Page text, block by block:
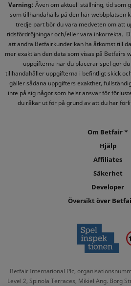
Varning: Även om aktuell ställning, tid som
som tillhandahålls på den här webbplatsen
tredje part bör du vara medveten om att
tidsfördröjningar och/eller vara inkorrekta.
att andra Betfairkunder kan ha åtkomst till
mer exakt än den data som visas på Betfairs
uppgifterna när du placerar spel gör
tillhandahåller uppgifterna i befintligt skick
gäller sådana uppgifters exakthet,
inte på sig något som helst ansvar för
du råkar ut för på grund av att du har
Om Betfair
Hjälp
Affiliates
Säkerhet
Developer
Översikt över
Betfair International Plc,
Level 2, Spinola Terraces, Mikiel Ang. Borg